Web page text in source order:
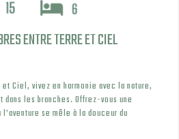
ENTRE TERRE ET CIEL
Ciel, vivez en harmonie avec la nature,
dans les branches. Offrez-vous une
se mêle à la douceur du